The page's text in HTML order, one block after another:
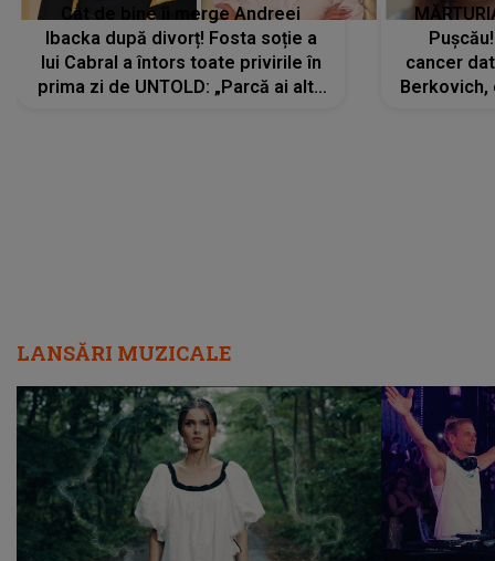
Cât de bine îi merge Andreei
Ibacka după divorț! Fosta soție a
lui Cabral a întors toate privirile în
prima zi de UNTOLD: „Parcă ai altă
cancer
Berkovich,
LANSĂRI MUZICALE